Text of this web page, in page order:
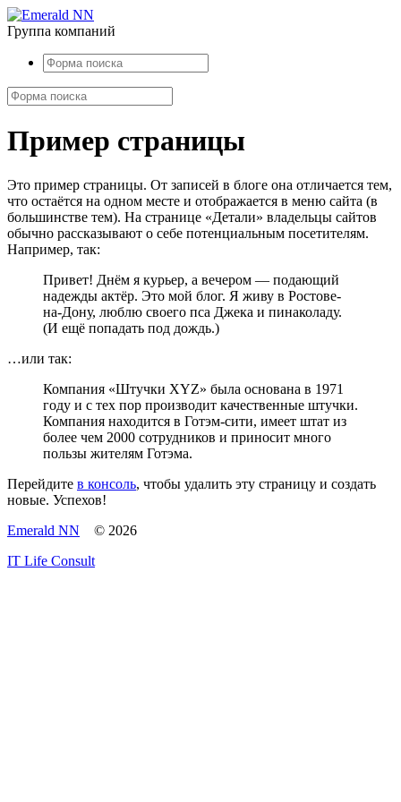
Группа компаний
Пример страницы
Это пример страницы. От записей в блоге она отличается тем,
что остаётся на одном месте и отображается в меню сайта (в
большинстве тем). На странице «Детали» владельцы сайтов
обычно рассказывают о себе потенциальным посетителям.
Например, так:
Привет! Днём я курьер, а вечером — подающий
надежды актёр. Это мой блог. Я живу в Ростове-
на-Дону, люблю своего пса Джека и пинаколаду.
(И ещё попадать под дождь.)
…или так:
Компания «Штучки XYZ» была основана в 1971
году и с тех пор производит качественные штучки.
Компания находится в Готэм-сити, имеет штат из
более чем 2000 сотрудников и приносит много
пользы жителям Готэма.
Перейдите в консоль, чтобы удалить эту страницу и создать
новые. Успехов!
Emerald NN © 2026
IT Life Consult